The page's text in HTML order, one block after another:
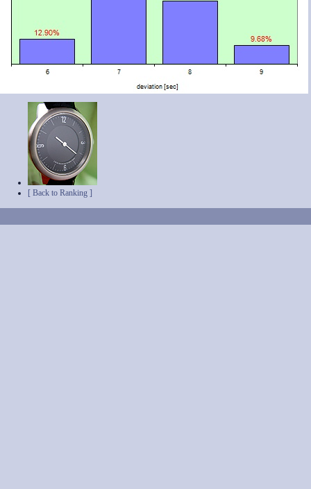
[ Back to Ranking ]